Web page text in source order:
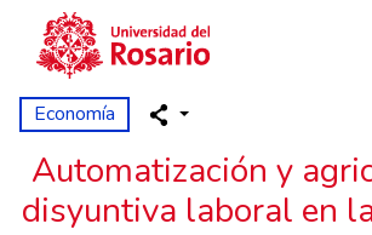
Pasar al contenido principal
Economía
Automatización y
disyuntiva laboral en